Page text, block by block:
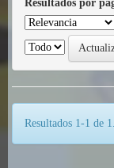
Resultados por
Resultados 1-1 de 1.